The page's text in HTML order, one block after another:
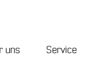
uns Service